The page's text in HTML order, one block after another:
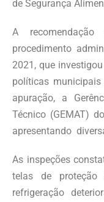
de Segurança
A
procedimento
2021, que
políticas
apuração, a
Técnico (GEMAT)
apresentando
As inspeções
telas de proteção
refrigeração